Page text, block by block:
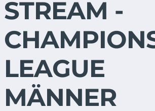
STREAM -
LEAGUE
MÄNNER